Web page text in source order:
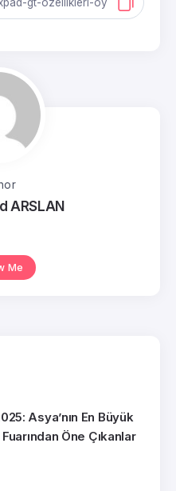
ARSLAN
Me
Asya’nın En Büyük
Öne Çıkanlar